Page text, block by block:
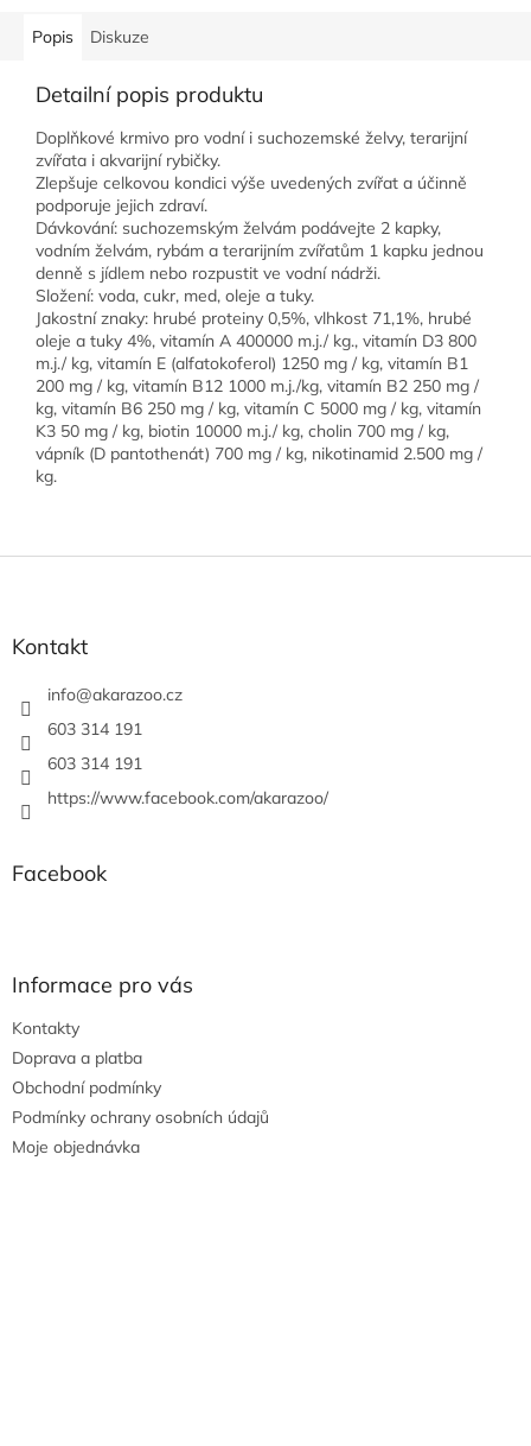
Popis Diskuze
Detailní popis produktu
Doplňkové krmivo pro vodní i suchozemské želvy, terarijní
zvířata i akvarijní rybičky.
Zlepšuje celkovou kondici výše uvedených zvířat a účinně
podporuje jejich zdraví.
Dávkování: suchozemským želvám podávejte 2 kapky,
vodním želvám, rybám a terarijním zvířatům 1 kapku jednou
denně s jídlem nebo rozpustit ve vodní nádrži.
Složení: voda, cukr, med, oleje a tuky.
Jakostní znaky: hrubé proteiny 0,5%, vlhkost 71,1%, hrubé
oleje a tuky 4%, vitamín A 400000 m.j./ kg., vitamín D3 800
m.j./ kg, vitamín E (alfatokoferol) 1250 mg / kg, vitamín B1
200 mg / kg, vitamín B12 1000 m.j./kg, vitamín B2 250 mg /
kg, vitamín B6 250 mg / kg, vitamín C 5000 mg / kg, vitamín
K3 50 mg / kg, biotin 10000 m.j./ kg, cholin 700 mg / kg,
vápník (D pantothenát) 700 mg / kg, nikotinamid 2.500 mg /
kg.
Kontakt
info@akarazoo.cz
603 314 191
603 314 191
https://www.facebook.com/akarazoo/
Facebook
Informace pro vás
Kontakty
Doprava a platba
Obchodní podmínky
Podmínky ochrany osobních údajů
Moje objednávka